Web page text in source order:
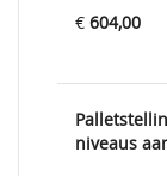
€ 604,00
niveaus